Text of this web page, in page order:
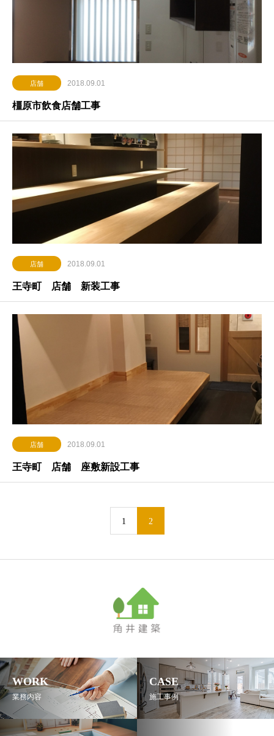
店舗 2018.09.01
橿原市飲食店舗工事
店舗 2018.09.01
王寺町 店舗 新装工事
店舗 2018.09.01
王寺町 店舗 座敷新設工事
1 2
WORK
業務内容
CASE
施工事例